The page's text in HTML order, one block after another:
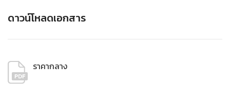
ดาวน์โหลดเอกสาร
ราคากลาง